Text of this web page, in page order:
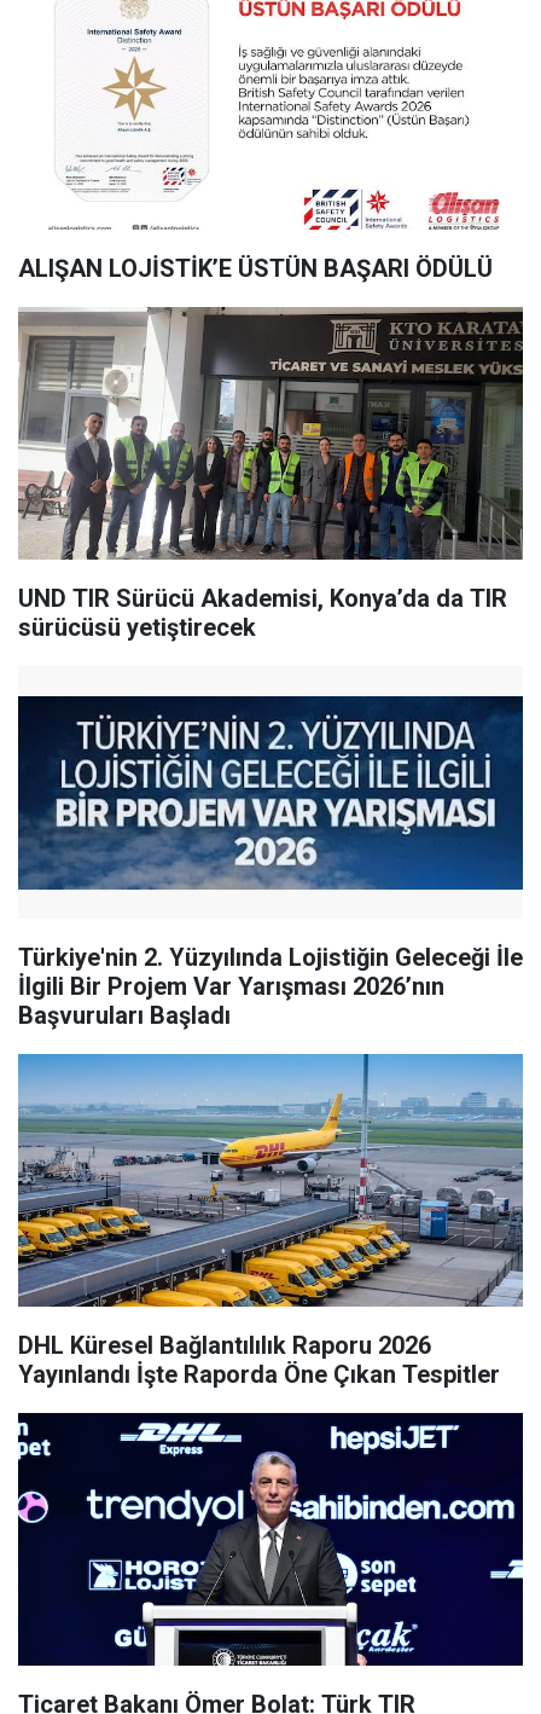
ALIŞAN LOJİSTİK’E ÜSTÜN BAŞARI ÖDÜLÜ
UND TIR Sürücü Akademisi, Konya’da da TIR
sürücüsü yetiştirecek
Türkiye'nin 2. Yüzyılında Lojistiğin Geleceği İle
İlgili Bir Projem Var Yarışması 2026’nın
Başvuruları Başladı
DHL Küresel Bağlantılılık Raporu 2026
Yayınlandı İşte Raporda Öne Çıkan Tespitler
Ticaret Bakanı Ömer Bolat: Türk TIR